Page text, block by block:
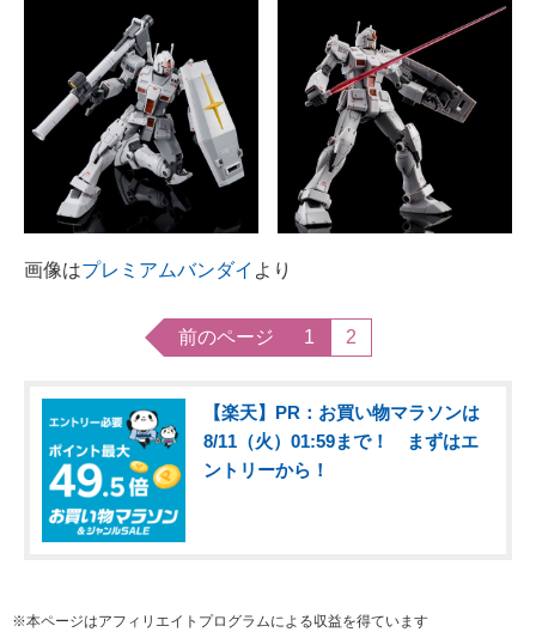
画像はプレミアムバンダイ より
前のページ 1 2
【楽天】PR：お買い物マラソンは
8/11（火）01:59まで！ まずはエ
ントリーから！
※本ページはアフィリエイトプログラムによる収益を得ています